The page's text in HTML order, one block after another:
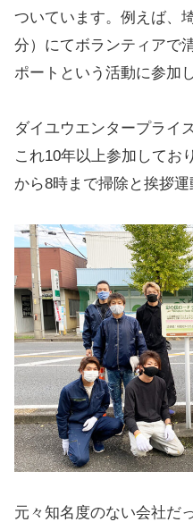
ついています。例えば、
分）にてボランティアで
ポートという活動に参加
ダイユウエンタープライ
これ10年以上参加してお
から8時まで掃除と挨拶運
元々知名度のない会社だ